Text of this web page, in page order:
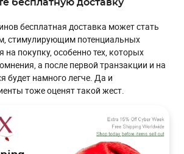
бесплатную доставку
бесплатная доставка может стать
стимулирующим потенциальных
на покупку, особенно тех, которых
а после первой транзакции и на
будет намного легче. Да и
тоже оценят такой жест.